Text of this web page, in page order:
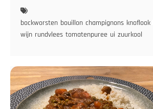
bockworsten bouillon champignons knoflook
wijn rundvlees tomatenpuree ui zuurkool